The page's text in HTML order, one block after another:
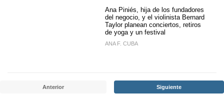
Ana Piniés, hija de los fundadores
del negocio, y el violinista Bernard
Taylor planean conciertos, retiros
de yoga y un festival
ANA F. CUBA
Anterior Siguiente